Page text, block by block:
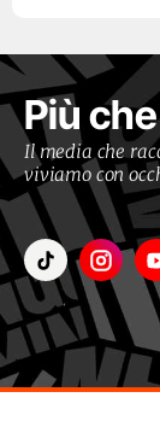
Più
Il media che
viviamo con